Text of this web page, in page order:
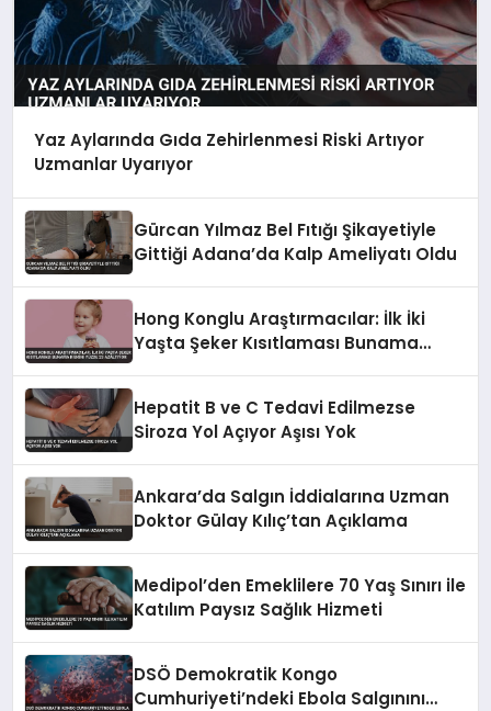
Yaz Aylarında Gıda Zehirlenmesi Riski Artıyor
Uzmanlar Uyarıyor
Gürcan Yılmaz Bel Fıtığı Şikayetiyle
Gittiği Adana’da Kalp Ameliyatı Oldu
Hong Konglu Araştırmacılar: İlk İki
Yaşta Şeker Kısıtlaması Bunama
Hepatit B ve C Tedavi Edilmezse
Siroza Yol Açıyor Aşısı Yok
Ankara’da Salgın İddialarına Uzman
Doktor Gülay Kılıç’tan Açıklama
Medipol’den Emeklilere 70 Yaş Sınırı ile
Katılım Paysız Sağlık Hizmeti
DSÖ Demokratik Kongo
Cumhuriyeti’ndeki Ebola Salgınını